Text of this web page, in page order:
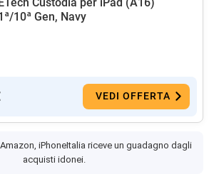
10ª Gen, Navy
VEDI OFFERTA
iPhoneItalia riceve un guadagno dagli
acquisti idonei.